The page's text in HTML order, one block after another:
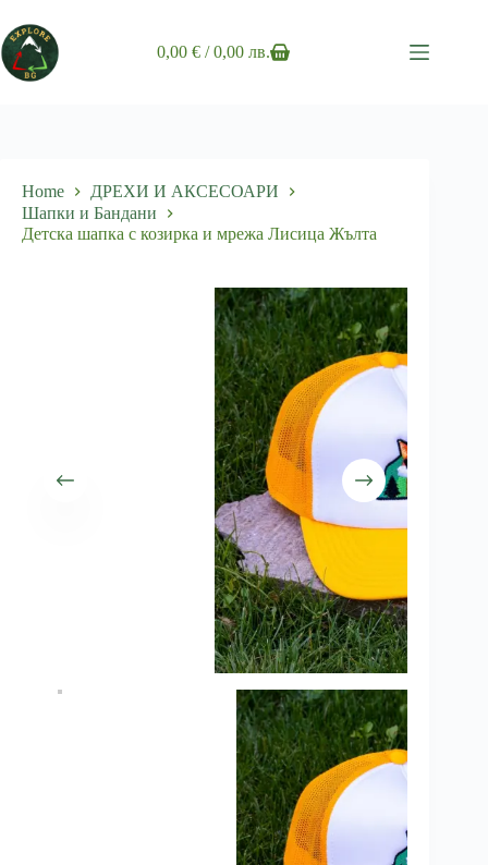
to
content
Shopping
0,00€ / 0,00 лв.
Home
ДРЕХИ И АКСЕСОАРИ
Шапки и Бандани
Детска шапка с козирка и мрежа Лисица Жълта